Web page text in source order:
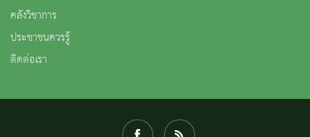
คลังวิชาการ
ประชาชนควรรู้
ติดต่อเรา